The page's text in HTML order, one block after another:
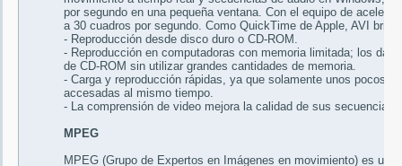
por segundo en una pequeña ventana. Con el equipo de
a 30 cuadros por segundo. Como QuickTime de Apple, AVI
- Reproducción desde disco duro o CD-ROM.
- Reproducción en computadoras con memoria limitada; los
de CD-ROM sin utilizar grandes cantidades de memoria.
- Carga y reproducción rápidas, ya que solamente unos pocos
accesadas al mismo tiempo.
- La comprensión de video mejora la calidad de sus secuencias
MPEG
MPEG (Grupo de Expertos en Imágenes en movimiento) es un